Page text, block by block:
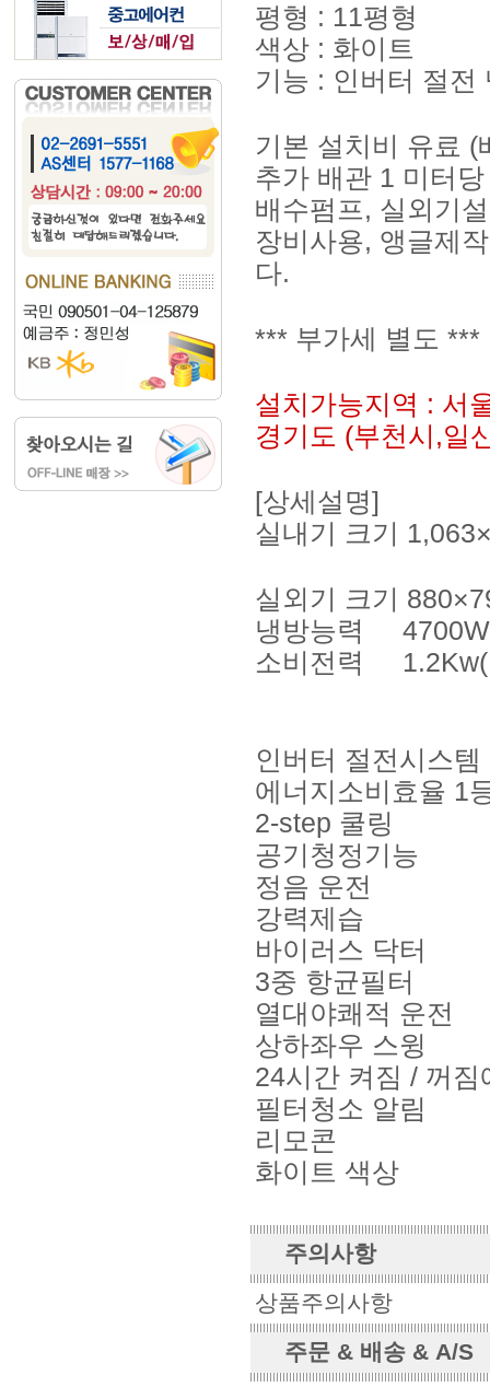
평형 : 11평형
색상 : 화이트
기능 : 인버터 절전
기본 설치비 유료 (
추가 배관 1 미터
배수펌프, 실외기
장비사용, 앵글제
다.
*** 부가세 별도 ***
설치가능지역 : 서
경기도 (부천시,일
[상세설명]
실내기 크기
실외기 크기
냉방능력
소비전력 1.2Kw(
인버터 절전시스템
에너지소비효율 1
2-step 쿨링
공기청정기능
정음 운전
강력제습
바이러스 닥터
3중 항균필터
열대야쾌적 운전
상하좌우 스윙
24시간 켜짐 / 꺼짐
필터청소 알림
리모콘
화이트 색상
주의사항
상품주의사항
주문 & 배송 & A/S